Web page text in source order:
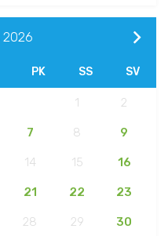
2026
PK SS SV
1 2
7 8 9
14 15 16
21 22 23
28 29 30